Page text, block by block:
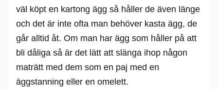
väl köpt en kartong ägg så håller de även länge
och det är inte ofta man behöver kasta ägg, de
går alltid åt. Om man har ägg som håller på att
bli dåliga så är det lätt att slänga ihop någon
maträtt med dem som en paj med en
äggstanning eller en omelett.